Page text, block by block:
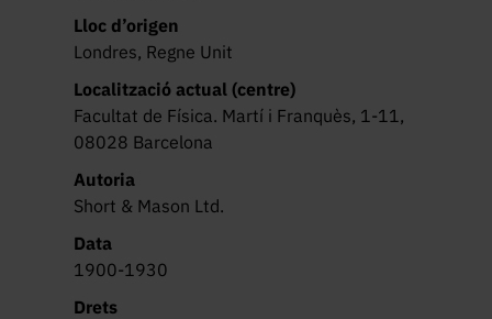
Lloc d’origen
Londres, Regne Unit
Localització actual (centre)
Facultat de Física. Martí i Franquès, 1-11,
08028 Barcelona
Autoria
Short & Mason Ltd.
Data
1900-1930
Drets